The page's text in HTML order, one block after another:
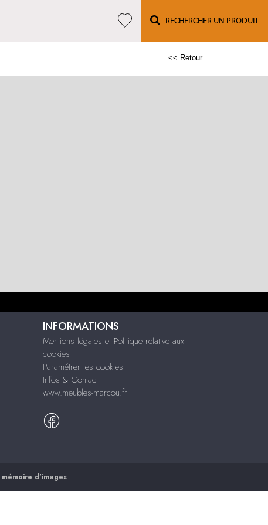
RECHERCHER UN PRODUIT
<< Retour
INFORMATIONS
Mentions légales et Politique relative aux
cookies
Paramétrer les cookies
Infos & Contact
www.meubles-marcou.fr
mémoire d'images.